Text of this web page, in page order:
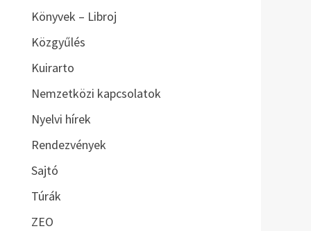
Könyvek – Libroj
Közgyűlés
Kuirarto
Nemzetközi kapcsolatok
Nyelvi hírek
Rendezvények
Sajtó
Túrák
ZEO